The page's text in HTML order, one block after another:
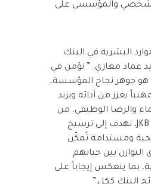
الشخصي والمؤسسي على
البشرية في البنك
عماد مغاري: ” نؤمن في
هو جوهر نجاح المؤسسة،
يعزز من أدائه ويزيد
والرضا الوظيفي. من
خلال برنامج JKB Thrive، نهدف إلى ترسيخ
ومستدامة تًمكّن
بين حياتهم
بما ينعكس إيجاباً على